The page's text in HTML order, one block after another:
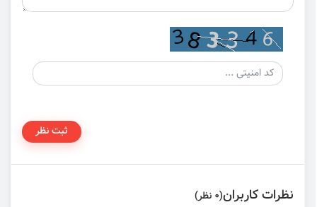
ثبت نظر
نظرات کاربران(0 نظر)